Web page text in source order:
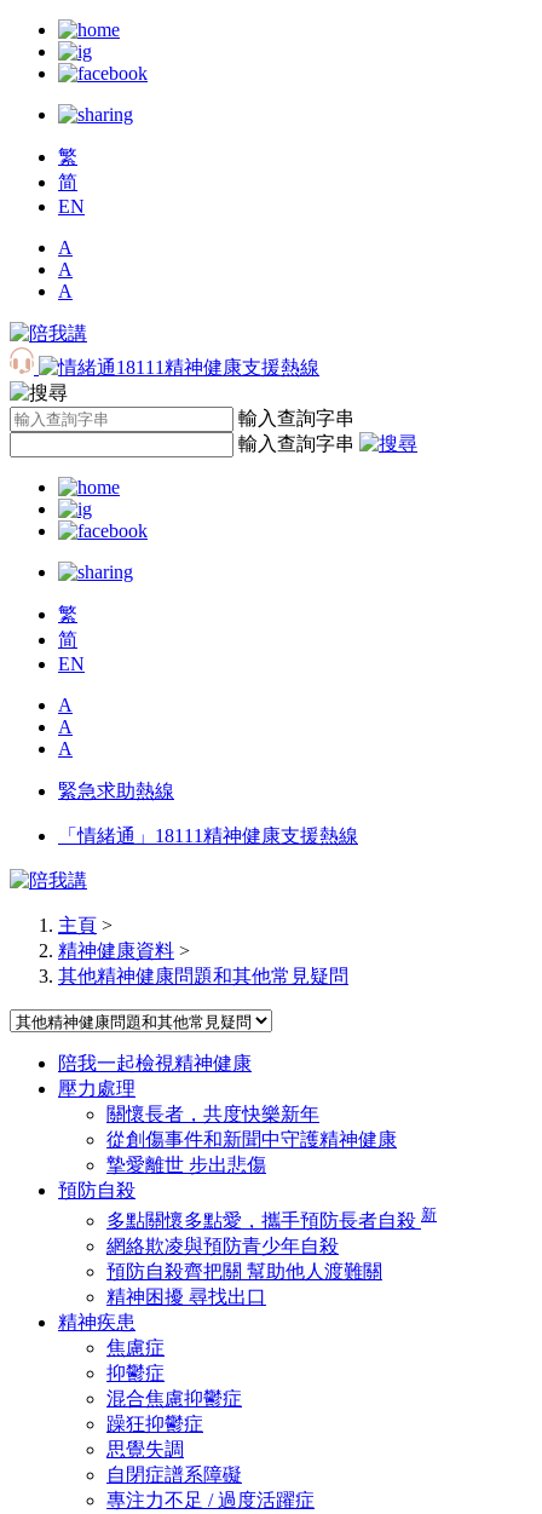
繁
简
EN
A
A
A
輸入查詢字串
輸入查詢字串
繁
简
EN
A
A
A
緊急求助熱線
「情緒通」18111精神健康支援熱線
主頁 >
精神健康資料 >
其他精神健康問題和其他常見疑問
陪我一起檢視精神健康
壓力處理
關懷長者，共度快樂新年
從創傷事件和新聞中守護精神健康
摯愛離世 步出悲傷
預防自殺
多點關懷多點愛，攜手預防長者自殺 新
網絡欺凌與預防青少年自殺
預防自殺齊把關 幫助他人渡難關
精神困擾 尋找出口
精神疾患
焦慮症
抑鬱症
混合焦慮抑鬱症
躁狂抑鬱症
思覺失調
自閉症譜系障礙
專注力不足 / 過度活躍症